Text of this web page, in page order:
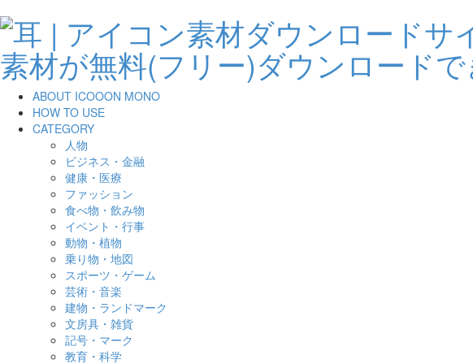
ABOUT ICOOON MONO
HOW TO USE
CATEGORY
人物
ビジネス・金融
健康・医療
ファッション
食べ物・飲み物
イベント・行事
動物・植物
乗り物・地図
スポーツ・ゲーム
芸術・音楽
建物・ランドマーク
文房具・雑貨
記号・マーク
教育・科学